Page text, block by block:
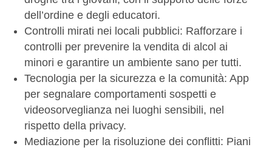
dell’ordine e degli educatori.
Controlli mirati nei locali pubblici: Rafforzare i
controlli per prevenire la vendita di alcol ai
minori e garantire un ambiente sano per tutti.
Tecnologia per la sicurezza e la comunità: App
per segnalare comportamenti sospetti e
videosorveglianza nei luoghi sensibili, nel
rispetto della privacy.
Mediazione per la risoluzione dei conflitti: Piani